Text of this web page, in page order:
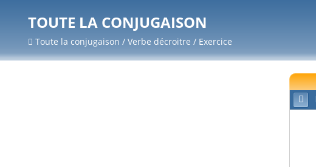
TOUTE LA CONJUGAISON
Toute la conjugaison / Verbe décroitre / Exercice
